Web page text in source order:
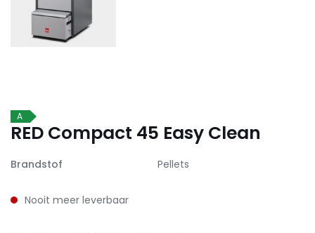
A
RED Compact 45 Easy Clean
Brandstof Pellets
Nooit meer leverbaar